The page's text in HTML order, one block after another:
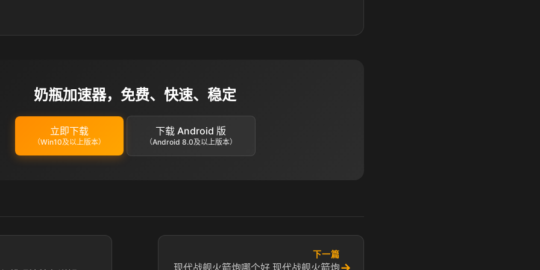
奶瓶加速器，免费、快速、稳定
立即下载
（Win10及以上版本）
下载 Android 版
（Android 8.0及以上版本）
下一篇
现代战舰火箭炮哪个好 现代战舰火箭炮